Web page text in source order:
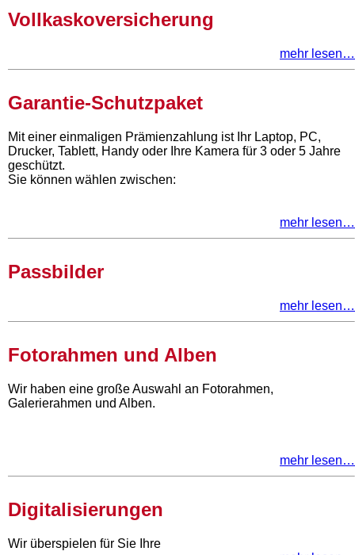
Vollkaskoversicherung
mehr lesen…
Garantie-Schutzpaket
Mit einer einmaligen Prämienzahlung ist Ihr Laptop, PC,
Drucker, Tablett, Handy oder Ihre Kamera für 3 oder 5 Jahre
geschützt.
Sie können wählen zwischen:
mehr lesen…
Passbilder
mehr lesen…
Fotorahmen und Alben
Wir haben eine große Auswahl an Fotorahmen,
Galerierahmen und Alben.
mehr lesen…
Digitalisierungen
Wir überspielen für Sie Ihre